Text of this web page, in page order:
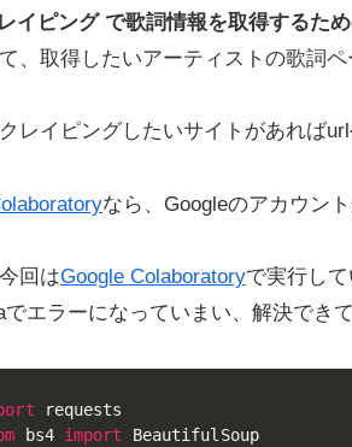
イピング で歌詞情報を取得するた
、取得したいアーティストの歌詞
レイピングしたいサイトがあれば
なら、Googleのアカウン
回はGoogle Colaboratoryで実行して
でエラーになっていまい、解決でき
bs4 import
BeautifulSoup